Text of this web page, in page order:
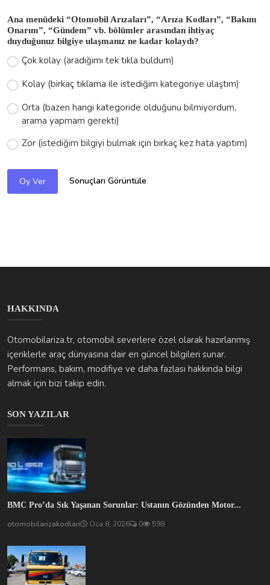
arıza obd2 dizel bakım
motor arızası
motor
şanzıman w204 w205
mercedes
elektrikli araç
elektrik w203 arıza kodları
Onarım”, “Gündem” vb. bölümler arasından ihtiyaç
duyduğunuz bilgiye ulaşmanız ne kadar kolaydı?
Çok kolay (aradığımı tek tıkla buldum)
Kolay (birkaç tıklama ile istediğim kategoriye ulaştım)
HAKKINDA
Otomobilariza.tr, otomobil severlere özel olarak hazırlanmış
içeriklerle araç dünyasına dair en güncel bilgileri sunar.
Performans, bakım, modifiye ve daha fazlası hakkında bilgi
almak için bizi takip edin.
SON YAZILAR